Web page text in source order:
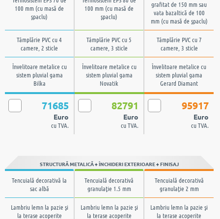
100 mm (cu masă de
şpaclu)
100 mm (cu masă de
şpaclu)
grafitat de 150 mm sau
vata bazaltică de 100
mm (cu masă de şpaclu)
Tâmplărie PVC cu 4
camere, 2 sticle
Tâmplărie PVC cu 5
camere, 3 sticle
Tâmplărie PVC cu 7
camere, 3 sticle
Învelitoare metalice cu
sistem pluvial gama
Bilka
Învelitoare metalice cu
sistem pluvial gama
Novatik
Învelitoare metalice cu
sistem pluvial gama
Gerard Diamant
71685
Euro
cu TVA.
82791
Euro
cu TVA.
95917
Euro
cu TVA.
STRUCTURĂ METALICĂ + ÎNCHIDERI EXTERIOARE + FINISAJ
Tencuială decorativă la
sac albă
Tencuială decorativă
granulaţie 1.5 mm
Tencuială decorativă
granulaţie 2 mm
Lambriu lemn la pazie şi
la terase acoperite
Lambriu lemn la pazie şi
la terase acoperite
Lambriu lemn la pazie şi
la terase acoperite